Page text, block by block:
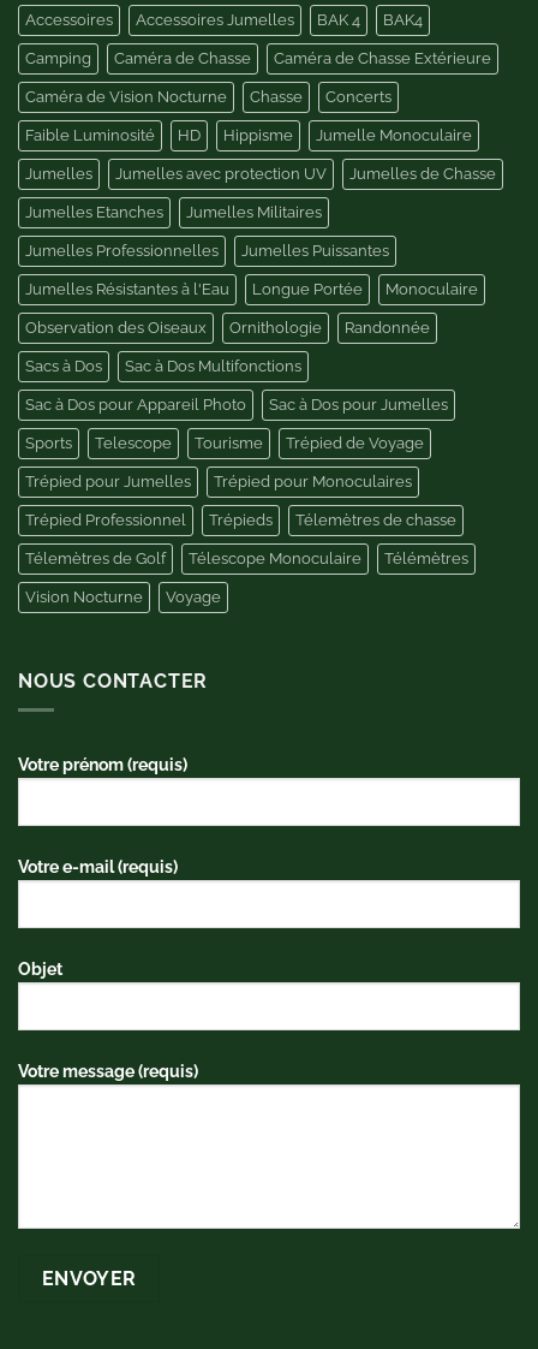
randonnée
et
l’ornithologie
Accessoires Accessoires Jumelles BAK 4 BAK4
Camping Caméra de Chasse Caméra de Chasse Extérieure
Caméra de Vision Nocturne Chasse Concerts
Faible Luminosité HD Hippisme Jumelle Monoculaire
Jumelles Jumelles avec protection UV Jumelles de Chasse
Jumelles Etanches Jumelles Militaires
Jumelles Professionnelles Jumelles Puissantes
Jumelles Résistantes à l'Eau Longue Portée Monoculaire
Observation des Oiseaux Ornithologie Randonnée
Sacs à Dos Sac à Dos Multifonctions
Sac à Dos pour Appareil Photo Sac à Dos pour Jumelles
Sports Telescope Tourisme Trépied de Voyage
Trépied pour Jumelles Trépied pour Monoculaires
Trépied Professionnel Trépieds Télemètres de chasse
Télemètres de Golf Télescope Monoculaire Télémètres
Vision Nocturne Voyage
NOUS CONTACTER
Votre prénom (requis)
Votre e-mail (requis)
Objet
Votre message (requis)